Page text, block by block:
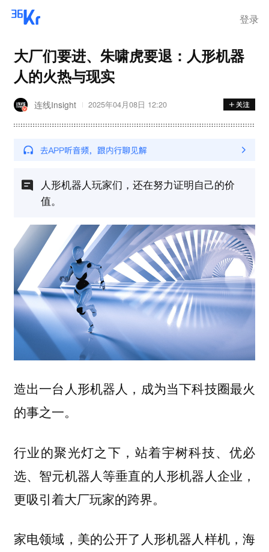
登录
大厂们要进、朱啸虎要退：人形机器
人的火热与现实
连线Insight 2025年04月08日 12:20
人形机器人玩家们，还在努力证明自己的价
值。
造出一台人形机器人，成为当下科技圈最火
的事之一。
行业的聚光灯之下，站着宇树科技、优必
选、智元机器人等垂直的人形机器人企业，
更吸引着大厂玩家的跨界。
家电领域，美的公开了人形机器人样机，海